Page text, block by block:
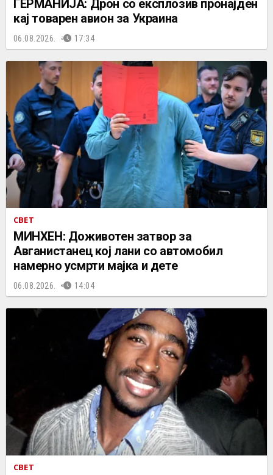
ГЕРМАНИЈА: Дрон со експлозив пронајден
кај товарен авион за Украина
06.08.2026. 17:34
СВЕТ
МИНХЕН: Доживотен затвор за
Авганистанец кој лани со автомобил
намерно усмрти мајка и дете
06.08.2026. 14:04
СВЕТ